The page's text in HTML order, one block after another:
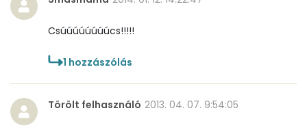
Vitaminok
Csúúúúúúúúcs!!!!!
1 hozzászólás
Törölt felhasználó 2013. 04. 07. 9:54:05